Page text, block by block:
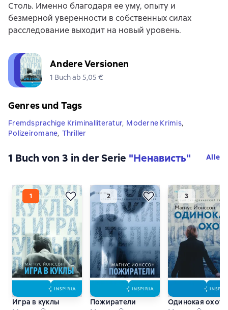
Столь. Именно благодаря ее уму, опыту и
безмерной уверенности в собственных силах
расследование выходит на новый уровень.
Andere Versionen
1 Buch ab 5,05 €
Genres und Tags
Fremdsprachige Kriminalliteratur, Moderne Krimis,
Polizeiromane, Thriller
1 Buch von 3 in der Serie "Ненависть" Alle
Игра в куклы
Пожиратели
Одинокая охота